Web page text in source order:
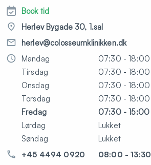
Book tid
Herlev Bygade 30, 1.sal
herlev@colosseumklinikken.dk
Mandag
07:30 - 18:00
Tirsdag
07:30 - 18:00
Onsdag
07:30 - 18:00
Torsdag
07:30 - 18:00
Fredag
07:30 - 15:00
Lørdag
Lukket
Søndag
Lukket
+45 4494 0920
08:00 - 13:30